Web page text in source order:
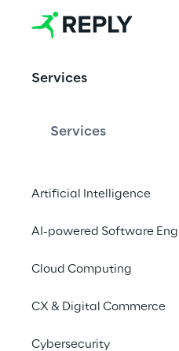
Services
Services
Artificial Intelligence
AI-powered Software
Cloud Computing
CX & Digital Commerce
Cybersecurity
Reply e
Come
Learning